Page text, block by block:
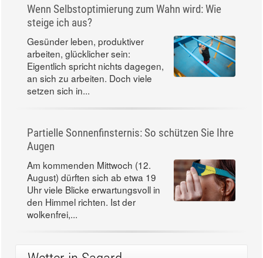
Wenn Selbstoptimierung zum Wahn wird: Wie
steige ich aus?
Gesünder leben, produktiver
arbeiten, glücklicher sein:
Eigentlich spricht nichts dagegen,
an sich zu arbeiten. Doch viele
setzen sich in...
Partielle Sonnenfinsternis: So schützen Sie Ihre
Augen
Am kommenden Mittwoch (12.
August) dürften sich ab etwa 19
Uhr viele Blicke erwartungsvoll in
den Himmel richten. Ist der
wolkenfrei,...